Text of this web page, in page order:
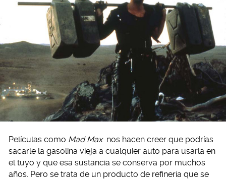
Películas como Mad Max nos hacen creer que podrías
sacarle la gasolina vieja a cualquier auto para usarla en
el tuyo y que esa sustancia se conserva por muchos
años. Pero se trata de un producto de refinería que se